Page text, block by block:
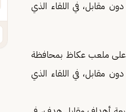
مقابل، في اللقاء الذي
على ملعب عكاظ بمحافظة
مقابل، في اللقاء الذي